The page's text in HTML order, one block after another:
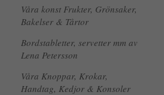
Våra konst Frukter, Grönsaker,
Bakelser & Tårtor
Bordstabletter, servetter mm av
Lena Petersson
Våra Knoppar, Krokar,
Handtag, Kedjor & Konsoler